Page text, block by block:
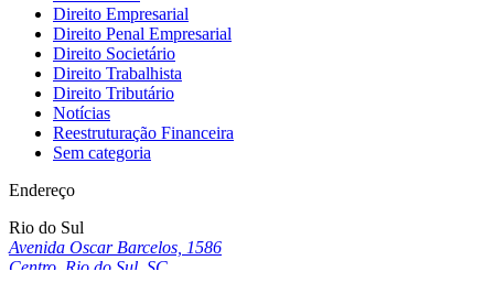
Direito Empresarial
Direito Penal Empresarial
Direito Societário
Direito Trabalhista
Direito Tributário
Notícias
Reestruturação Financeira
Sem categoria
Endereço
Rio do Sul
Avenida Oscar Barcelos, 1586
Centro, Rio do Sul, SC